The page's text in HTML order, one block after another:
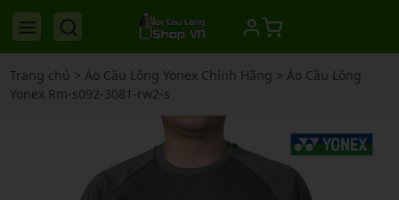
Trang chủ > Áo Cầu Lông Yonex Chính Hãng > Áo Cầu Lông
Yonex Rm-s092-3081-rw2-s